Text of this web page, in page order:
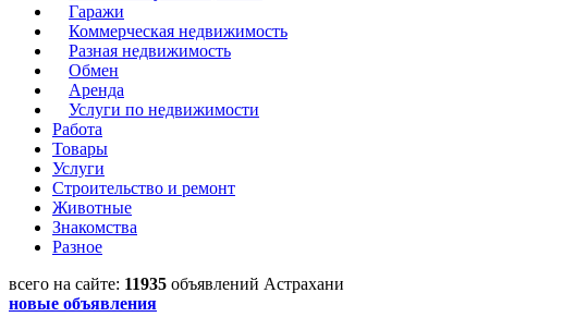
Гаражи
Коммерческая недвижимость
Разная недвижимость
Обмен
Аренда
Услуги по недвижимости
Работа
Товары
Услуги
Строительство и ремонт
Животные
Знакомства
Разное
всего на сайте: 11935 объявлений Астрахани
новые объявления